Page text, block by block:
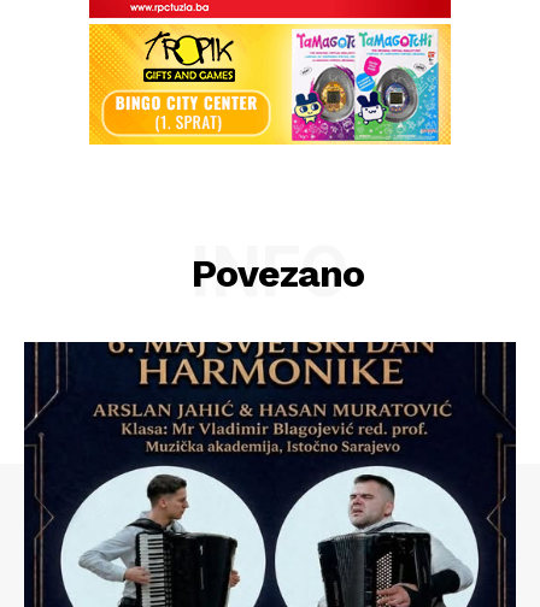
Info
Povezano
INFO